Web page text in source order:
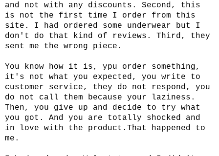
and not with any discounts. Second, this
is not the first time I order from this
site. I had ordered some underwear but I
don't do that kind of reviews. Third, they
sent me the wrong piece.
You know how it is, ypu order something,
it's not what you expected, you write to
customer service, they do not respond, you
do not call them because your laziness.
Then, you give up and decide to try what
you got. And you are totally shocked and
in love with the product.That happened to
me.